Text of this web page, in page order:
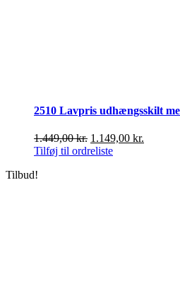
2510 Lavpris udhængsskilt
1.449,00kr. Den
oprindelige
1.149,00 kr.
Tilføj til ordreliste
Tilbud!